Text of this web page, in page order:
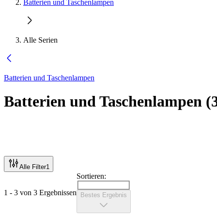
Batterien und Taschenlampen
Alle Serien
Batterien und Taschenlampen
Batterien und Taschenlampen (
Alle Filter1
1 - 3 von 3 Ergebnissen
Sortieren:
Bestes Ergebnis